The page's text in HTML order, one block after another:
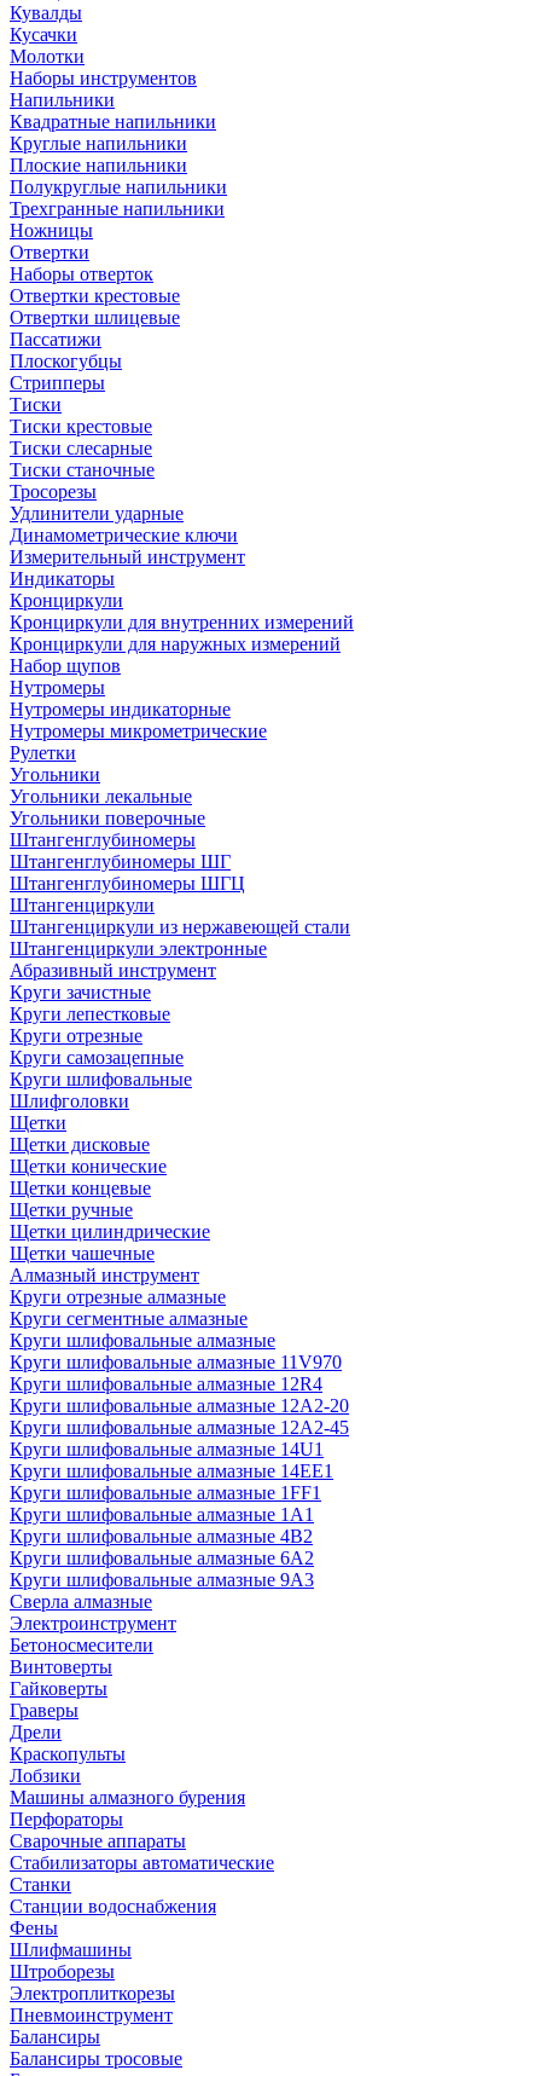
Кувалды
Кусачки
Молотки
Наборы инструментов
Напильники
Квадратные напильники
Круглые напильники
Плоские напильники
Полукруглые напильники
Трехгранные напильники
Ножницы
Отвертки
Наборы отверток
Отвертки крестовые
Отвертки шлицевые
Пассатижи
Плоскогубцы
Стрипперы
Тиски
Тиски крестовые
Тиски слесарные
Тиски станочные
Тросорезы
Удлинители ударные
Динамометрические ключи
Измерительный инструмент
Индикаторы
Кронциркули
Кронциркули для внутренних измерений
Кронциркули для наружных измерений
Набор щупов
Нутромеры
Нутромеры индикаторные
Нутромеры микрометрические
Рулетки
Угольники
Угольники лекальные
Угольники поверочные
Штангенглубиномеры
Штангенглубиномеры ШГ
Штангенглубиномеры ШГЦ
Штангенциркули
Штангенциркули из нержавеющей стали
Штангенциркули электронные
Абразивный инструмент
Круги зачистные
Круги лепестковые
Круги отрезные
Круги самозацепные
Круги шлифовальные
Шлифголовки
Щетки
Щетки дисковые
Щетки конические
Щетки концевые
Щетки ручные
Щетки цилиндрические
Щетки чашечные
Алмазный инструмент
Круги отрезные алмазные
Круги сегментные алмазные
Круги шлифовальные алмазные
Круги шлифовальные алмазные 11V970
Круги шлифовальные алмазные 12R4
Круги шлифовальные алмазные 12А2-20
Круги шлифовальные алмазные 12А2-45
Круги шлифовальные алмазные 14U1
Круги шлифовальные алмазные 14ЕЕ1
Круги шлифовальные алмазные 1FF1
Круги шлифовальные алмазные 1А1
Круги шлифовальные алмазные 4В2
Круги шлифовальные алмазные 6A2
Круги шлифовальные алмазные 9А3
Сверла алмазные
Электроинструмент
Бетоносмесители
Винтоверты
Гайковерты
Граверы
Дрели
Краскопульты
Лобзики
Машины алмазного бурения
Перфораторы
Сварочные аппараты
Стабилизаторы автоматические
Станки
Станции водоснабжения
Фены
Шлифмашины
Штроборезы
Электроплиткорезы
Пневмоинструмент
Балансиры
Балансиры тросовые